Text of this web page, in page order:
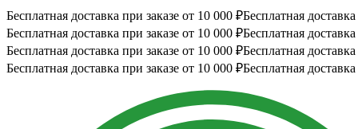
Бесплатная доставка при заказе от 10 000 ₽Бесплатная
Бесплатная доставка при заказе от 10 000 ₽Бесплатная
Бесплатная доставка при заказе от 10 000 ₽Бесплатная
Бесплатная доставка при заказе от 10 000 ₽Бесплатная